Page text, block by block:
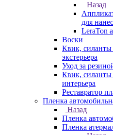
Назад
для
LeraTon
Воски
Квик, силанты
экстерьера
Уход за
Квик, силанты
интерьера
Реставратор
Пленка
Назад
Пленка
Пленка